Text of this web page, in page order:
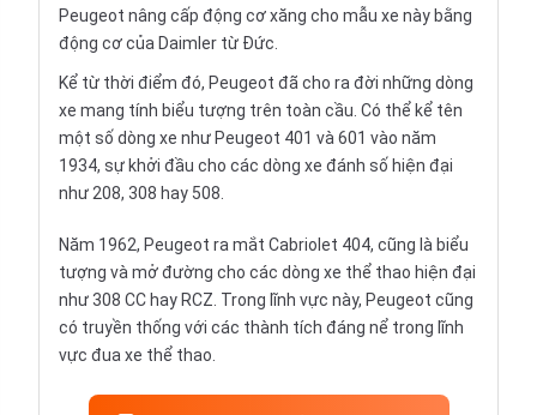
Peugeot nâng cấp động cơ xăng cho mẫu xe này bằng
động cơ của Daimler từ Đức.
Kể từ thời điểm đó, Peugeot đã cho ra đời những dòng
xe mang tính biểu tượng trên toàn cầu. Có thể kể tên
một số dòng xe như Peugeot 401 và 601 vào năm
1934, sự khởi đầu cho các dòng xe đánh số hiện đại
như 208, 308 hay 508.
Năm 1962, Peugeot ra mắt Cabriolet 404, cũng là biểu
tượng và mở đường cho các dòng xe thể thao hiện đại
như 308 CC hay RCZ. Trong lĩnh vực này, Peugeot cũng
có truyền thống với các thành tích đáng nể trong lĩnh
vực đua xe thể thao.